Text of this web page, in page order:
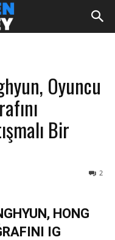
Oyuncu
Bir
2
HONG
IG